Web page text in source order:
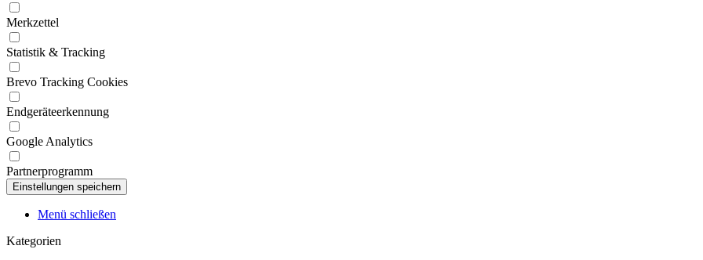
Merkzettel
Statistik & Tracking
Brevo Tracking Cookies
Endgeräteerkennung
Google Analytics
Partnerprogramm
Menü schließen
Kategorien